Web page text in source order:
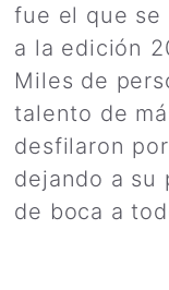
fue el que se
a la edición
Miles de
talento de
desfilaron
dejando a su
de boca a